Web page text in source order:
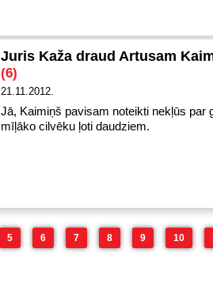
Juris Kaža draud Artusam
(6)
21.11.2012.
Jā, Kaimiņš pavisam noteikti nekļūs par
mīļāko cilvēku ļoti daudziem.
5 6 7 8 9 10